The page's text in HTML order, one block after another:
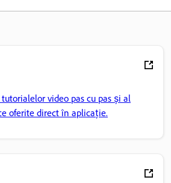
video pas cu pas și al
oferite direct în aplicație.